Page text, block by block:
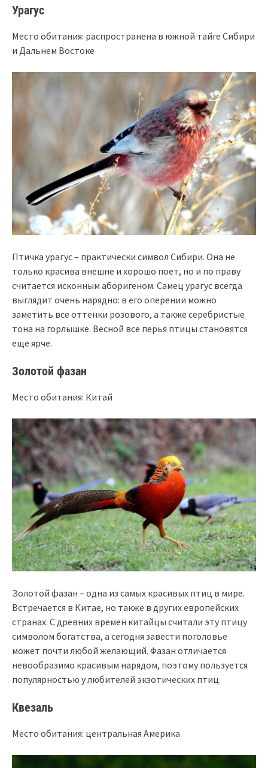
Урагус
Место обитания: распространена в южной тайге Сибири
и Дальнем Востоке
Птичка урагус – практически символ Сибири. Она не
только красива внешне и хорошо поет, но и по праву
считается исконным аборигеном. Самец урагус всегда
выглядит очень нарядно: в его оперении можно
заметить все оттенки розового, а также серебристые
тона на горлышке. Весной все перья птицы становятся
еще ярче.
Золотой фазан
Место обитания: Китай
Золотой фазан – одна из самых красивых птиц в мире.
Встречается в Китае, но также в других европейских
странах. С древних времен китайцы считали эту птицу
символом богатства, а сегодня завести поголовье
может почти любой желающий. Фазан отличается
невообразимо красивым нарядом, поэтому пользуется
популярностью у любителей экзотических птиц.
Квезаль
Место обитания: центральная Америка